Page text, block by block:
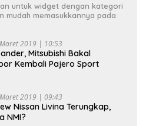
untuk widget dengan kategori
memasukkannya pada
2019 | 10:53
Mitsubishi Bakal
Kembali Pajero Sport
2019 | 09:43
Nissan Livina Terungkap,
NMI?